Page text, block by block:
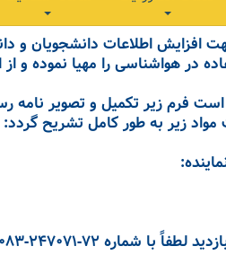
افزایش اطلاعات دانشجویان و
در هواشناسی را مهیا نموده و از
فرم زیر تکمیل و تصویر نامه
زیر به طور کامل تشریح گردد:
083 داخلی 139 تماس حاصل نمایید.